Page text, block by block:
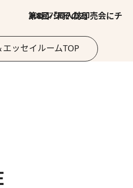
2026.7.30
第8回「同人誌即売会にチャレンジ その2」
エッセイルームTOP